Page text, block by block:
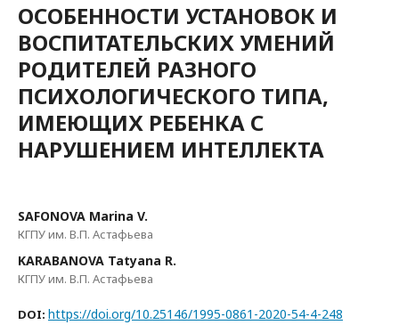
ОСОБЕННОСТИ УСТАНОВОК И
ВОСПИТАТЕЛЬСКИХ УМЕНИЙ
РОДИТЕЛЕЙ РАЗНОГО
ПСИХОЛОГИЧЕСКОГО ТИПА,
ИМЕЮЩИХ РЕБЕНКА С
НАРУШЕНИЕМ ИНТЕЛЛЕКТА
SAFONOVA Marina V.
КГПУ им. В.П. Астафьева
KARABANOVA Tatyana R.
КГПУ им. В.П. Астафьева
DOI: https://doi.org/10.25146/1995-0861-2020-54-4-248